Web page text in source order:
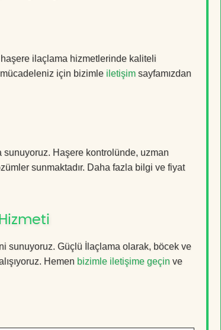
ilaçlama hizmetlerinde kaliteli
için bizimle iletişim sayfamızdan
Haşere kontrolünde, uzman
sunmaktadır. Daha fazla bilgi ve fiyat
sunuyoruz. Güçlü İlaçlama olarak, böcek ve
Hemen bizimle iletişime geçin ve